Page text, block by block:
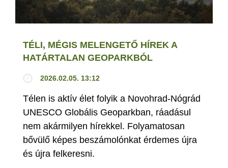
TÉLI, MÉGIS MELENGETŐ HÍREK A
HATÁRTALAN GEOPARKBÓL
2026.02.05. 13:12
Télen is aktív élet folyik a Novohrad-Nógrád
UNESCO Globális Geoparkban, ráadásul
nem akármilyen hírekkel. Folyamatosan
bővülő képes beszámolónkat érdemes újra
és újra felkeresni.